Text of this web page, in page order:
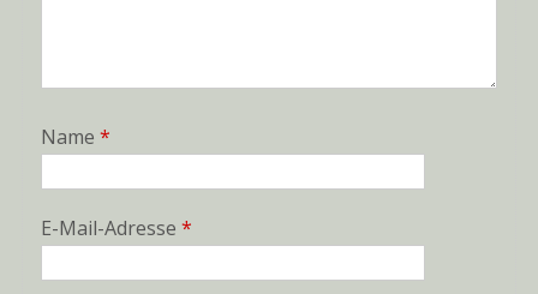
Name *
E-Mail-Adresse *